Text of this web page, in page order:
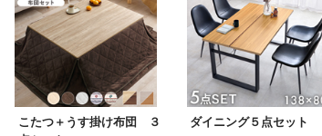
こたつ＋うす掛け布団 ３
ダイニング５点セット